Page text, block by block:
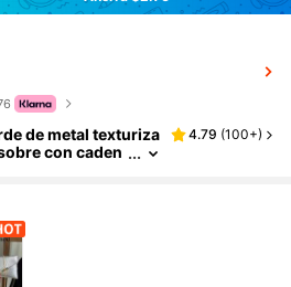
de metal texturiza
con caden
compras, mujer
recién
Ideal para oficina,
viajes al trabaj
viajes y salidas
4.79 (100+)